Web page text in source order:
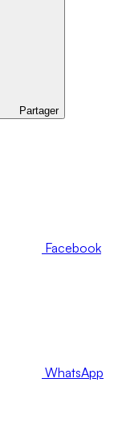
Partager
Facebook
WhatsApp